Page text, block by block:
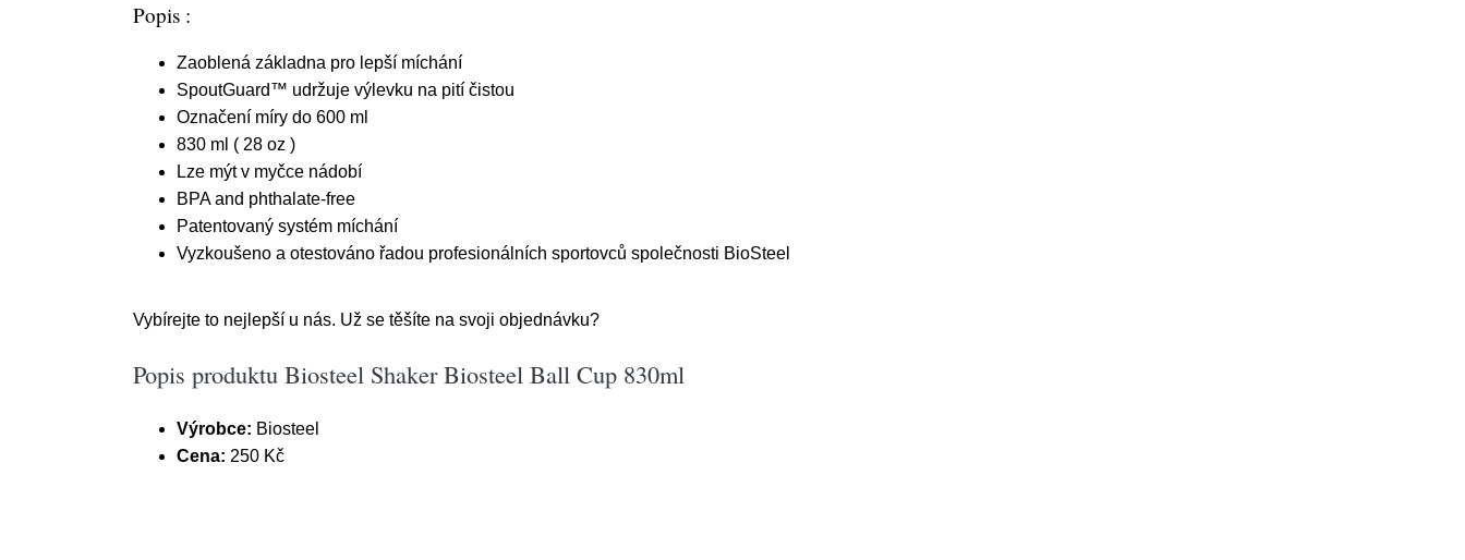
Popis :
Zaoblená základna pro lepší míchání
SpoutGuard™ udržuje výlevku na pití čistou
Označení míry do 600 ml
830 ml ( 28 oz )
Lze mýt v myčce nádobí
BPA and phthalate-free
Patentovaný systém míchání
Vyzkoušeno a otestováno řadou profesionálních sportovců společnosti BioSteel
Vybírejte to nejlepší u nás. Už se těšíte na svoji objednávku?
Popis produktu Biosteel Shaker Biosteel Ball Cup 830ml
Výrobce: Biosteel
Cena: 250 Kč